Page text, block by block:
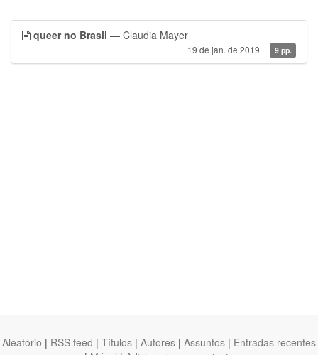
queer no Brasil — Claudia Mayer
19 de jan. de 2019 9 pp.
Aleatório | RSS feed | Títulos | Autores | Assuntos | Entradas recentes